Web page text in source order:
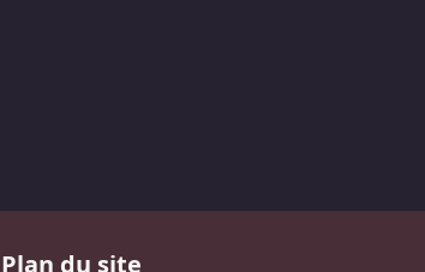
Plan du site